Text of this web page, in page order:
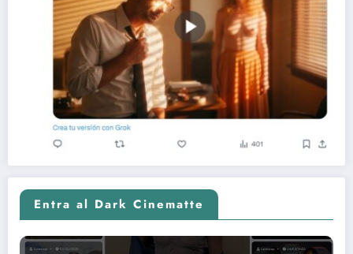
Entra al Dark Cinematte